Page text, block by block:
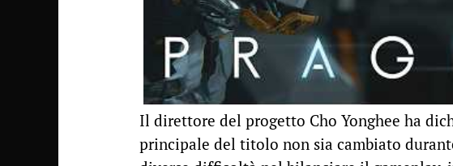
Il direttore del progetto Cho Yonghee ha
principale del titolo non sia cambiato